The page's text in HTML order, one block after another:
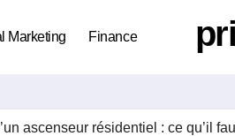
Marketing Finance
ascenseur résidentiel : ce qu’il